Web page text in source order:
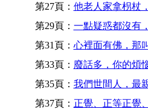
第27頁： 他老人家拿枴杖
第29頁： 一點疑惑都沒有
第31頁： 心裡面有佛，那
第33頁： 廢話多，你的煩
第35頁： 我們世間人，最
第37頁： 正覺、正等正覺